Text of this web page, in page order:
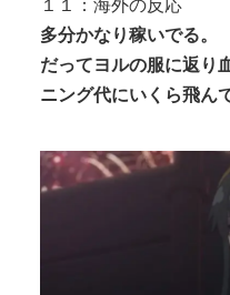
１１：海外の反応
多分かなり稼いでる。
だってヨルの服に返り
ニング代にいくら飛ん